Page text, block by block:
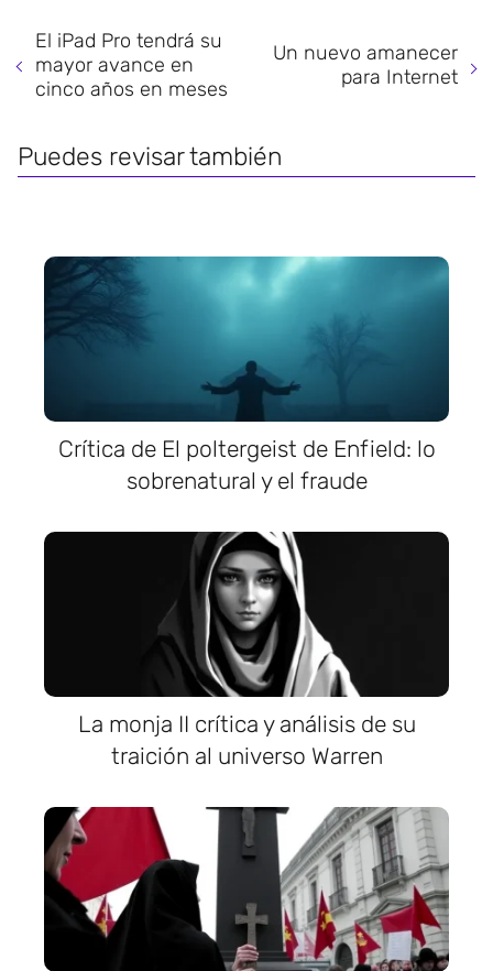
El iPad Pro tendrá su
mayor avance en
cinco años en meses
Un nuevo amanecer
para Internet
Puedes revisar también
Crítica de El poltergeist de Enfield: lo
sobrenatural y el fraude
La monja II crítica y análisis de su
traición al universo Warren